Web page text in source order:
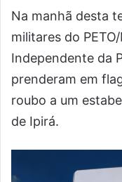
Na manhã desta
militares do
Independente da
prenderam em
roubo a um
de Ipirá.